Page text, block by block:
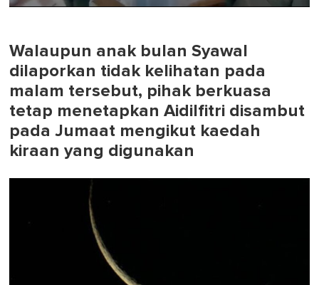
minute,
0
Walaupun anak bulan Syawal
dilaporkan tidak kelihatan pada
malam tersebut, pihak berkuasa
tetap menetapkan Aidilfitri disambut
pada Jumaat mengikut kaedah
kiraan yang digunakan